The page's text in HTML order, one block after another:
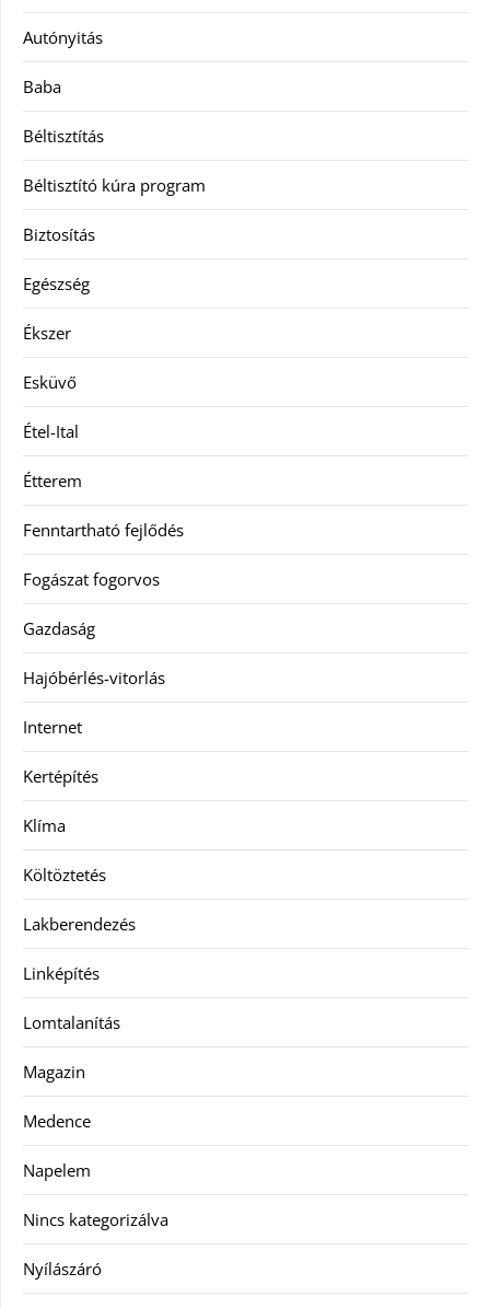
Autónyitás
Baba
Béltisztítás
Béltisztító kúra program
Biztosítás
Egészség
Ékszer
Esküvő
Étel-Ital
Étterem
Fenntartható fejlődés
Fogászat fogorvos
Gazdaság
Hajóbérlés-vitorlás
Internet
Kertépítés
Klíma
Költöztetés
Lakberendezés
Linképítés
Lomtalanítás
Magazin
Medence
Napelem
Nincs kategorizálva
Nyílászáró